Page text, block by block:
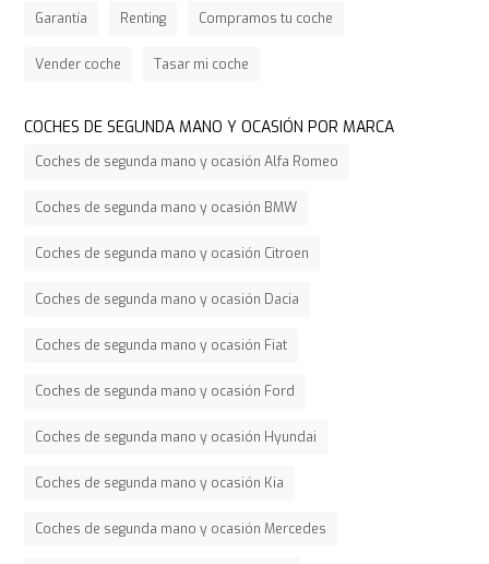
Garantía Renting Compramos tu coche
Vender coche Tasar mi coche
COCHES DE SEGUNDA MANO Y OCASIÓN POR MARCA
Coches de segunda mano y ocasión Alfa Romeo
Coches de segunda mano y ocasión BMW
Coches de segunda mano y ocasión Citroen
Coches de segunda mano y ocasión Dacia
Coches de segunda mano y ocasión Fiat
Coches de segunda mano y ocasión Ford
Coches de segunda mano y ocasión Hyundai
Coches de segunda mano y ocasión Kia
Coches de segunda mano y ocasión Mercedes